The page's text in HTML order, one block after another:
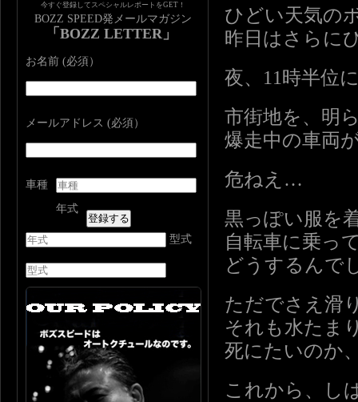
ひどい天気の
昨日はさらに
夜、11時半位
市街地を、明
爆走中の車両
危ねえ…
黒っぽい服を
自転車に乗っ
どうするんで
ただでさえ滑
それも水たま
死にたいのか
これから、し
今すぐ登録してスペシャルレポートをGET！
BOZZ SPEED発メールマガジン
「BOZZ LETTER」
お名前 (必須）
メールアドレス (必須）
車種
年式
型式